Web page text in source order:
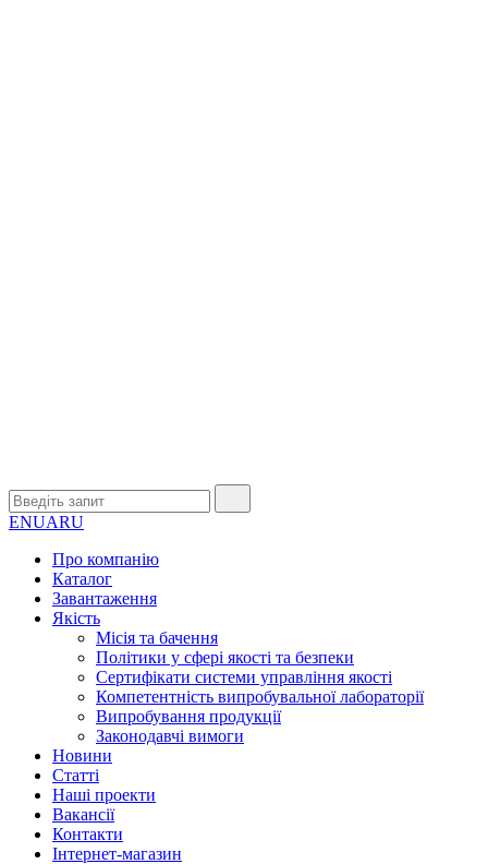
ENUARU
Про компанію
Каталог
Завантаження
Якість
Місія та бачення
Політики у сфері якості та безпеки
Сертифікати системи управління якості
Компетентність випробувальної лабораторії
Випробування продукції
Законодавчі вимоги
Новини
Статті
Наші проекти
Вакансії
Контакти
Інтернет-магазин